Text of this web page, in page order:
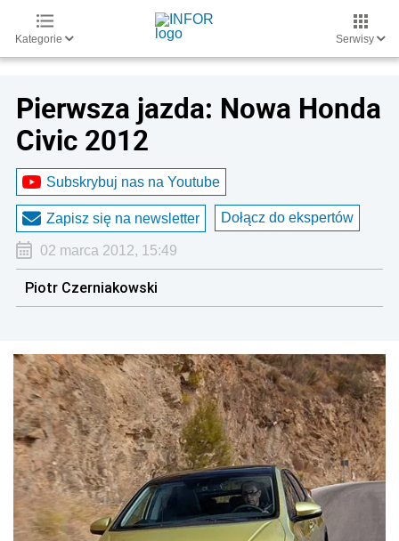
Kategorie Serwisy
Pierwsza jazda: Nowa Honda
Civic 2012
Subskrybuj nas na Youtube
Zapisz się na newsletter Dołącz do ekspertów
02 marca 2012, 15:49
Piotr Czerniakowski